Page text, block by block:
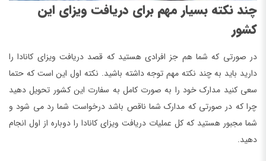
چند نکته بسیار مهم برای دریافت ویزای این
کشور
در صورتی که شما هم جز افرادی هستید که قصد دریافت ویزای کانادا را
دارید باید به چند نکته مهم توجه داشته باشید. نکته اول این است که حتما
سعی کنید مدارک خود را به صورت کامل به سفارت این کشور تحویل دهید
چرا که در صورتی که مدارک شما ناقص باشد درخواست شما رد می شود و
شما مجبور هستید که کل عملیات دریافت ویزای کانادا را دوباره از اول انجام
دهید.